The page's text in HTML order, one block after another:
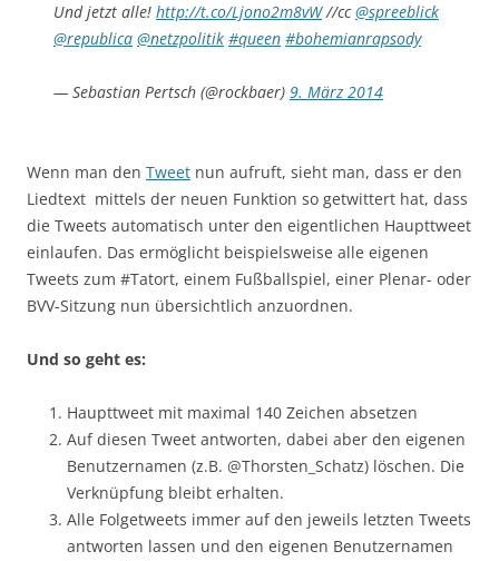
Und jetzt alle! http://t.co/Ljono2m8vW//cc@spreeblick
@republica @netzpolitik #queen #bohemianrapsody
— Sebastian Pertsch (@rockbaer) 9. März 2014
Wenn man den Tweet nun aufruft, sieht man, dass er den
Liedtext mittels der neuen Funktion so getwittert hat, dass
die Tweets automatisch unter den eigentlichen Haupttweet
einlaufen. Das ermöglicht beispielsweise alle eigenen
Tweets zum #Tatort, einem Fußballspiel, einer Plenar- oder
BVV-Sitzung nun übersichtlich anzuordnen.
Und so geht es:
Haupttweet mit maximal 140 Zeichen absetzen
Auf diesen Tweet antworten, dabei aber den eigenen
Benutzernamen (z.B. @Thorsten_Schatz) löschen. Die
Verknüpfung bleibt erhalten.
Alle Folgetweets immer auf den jeweils letzten Tweets
antworten lassen und den eigenen Benutzernamen